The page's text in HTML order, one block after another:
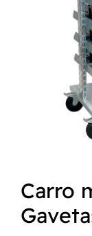
NORMAS ISO
CATÁLOGO
CONTACTO
Carro